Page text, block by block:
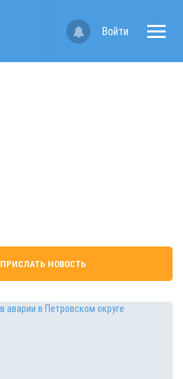
Войти
ПРИСЛАТЬ НОВОСТЬ